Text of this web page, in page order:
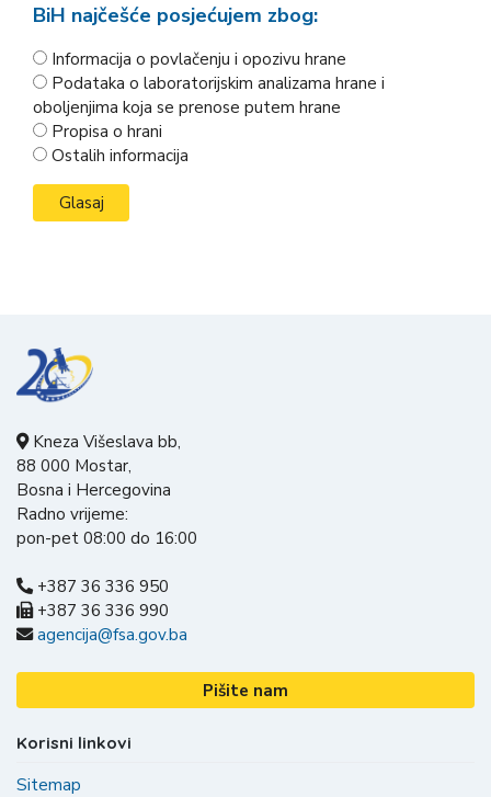
BiH najčešće posjećujem zbog:
Informacija o povlačenju i opozivu hrane
Podataka o laboratorijskim analizama hrane i
oboljenjima koja se prenose putem hrane
Propisa o hrani
Ostalih informacija
Kneza Višeslava bb,
88 000 Mostar,
Bosna i Hercegovina
Radno vrijeme:
pon-pet 08:00 do 16:00
+387 36 336 950
+387 36 336 990
agencija@fsa.gov.ba
Pišite nam
Korisni linkovi
Sitemap